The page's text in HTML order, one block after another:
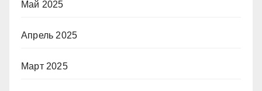
Май 2025
Апрель 2025
Март 2025